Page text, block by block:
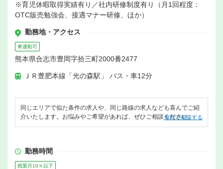
※育児休暇取得実績有り／社内研修制度有り（月1回程度：
OTC販売勉強会、接遇マナー研修、ほか）
勤務地・アクセス
車通勤可
熊本県合志市豊岡字拾三町2000番2477
ＪＲ豊肥本線「光の森駅」 バス・車12分
同じエリアで似た条件の求人や、同じ路線の求人なども喜んでご紹
介いたします。お悩みやご希望があれば、ぜひご相談ください。
無料で相談する
勤務時間
残業月10ｈ以下